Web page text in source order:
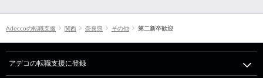
Adeccoの転職支援 関西 奈良県 その他 第二新卒歓迎
アデコの転職支援に登録